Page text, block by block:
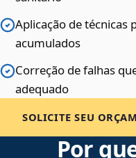
Aplicação de técnicas
acumulados
Correção de falhas
adequado
SOLICITE SEU
Por